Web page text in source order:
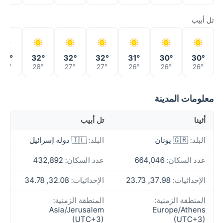
تل أبيب
30°
26°
30°
26°
31°
26°
32°
27°
32°
27°
32°
28°
27°
معلومات المدينة
أثينا تل أبيب
البلد: 🇬🇷 يونان البلد: 🇮🇱 دولة إسرائيل
عدد السكان: عدد السكان:
الإحداثيات: الإحداثيات:
المنطقة الزمنية:
Europe/Athens
(UTC+3)
المنطقة الزمنية:
Asia/Jerusalem
(UTC+3)